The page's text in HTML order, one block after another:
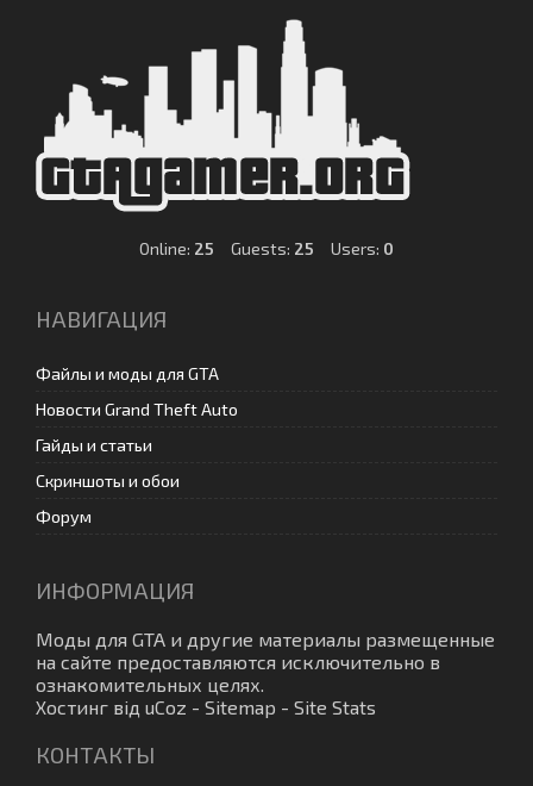
Online: 25 Guests: 25 Users: 0
НАВИГАЦИЯ
Файлы и моды для GTA
Новости Grand Theft Auto
Гайды и статьи
Скриншоты и обои
Форум
ИНФОРМАЦИЯ
Моды для GTA и другие материалы размещенные
на сайте предоставляются исключительно в
ознакомительных целях.
Хостинг від uCoz - Sitemap - Site Stats
КОНТАКТЫ